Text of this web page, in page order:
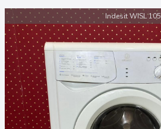
Indesit WISL 105